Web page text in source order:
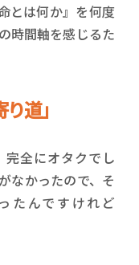
とは何か』を何度
時間軸を感じるた
道」
全にオタクでし
なかったので、そ
たんですけれど